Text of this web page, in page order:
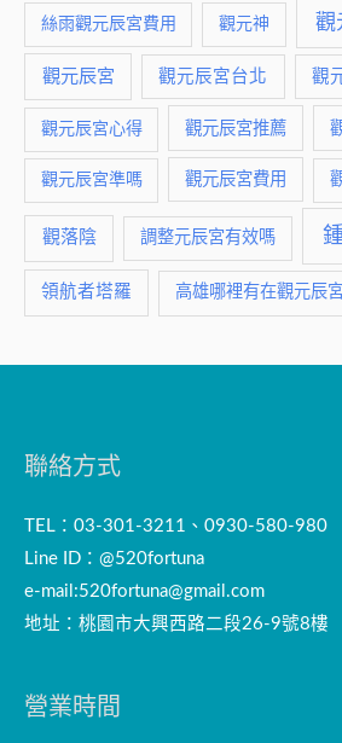
絲雨觀元辰宮費用 觀元神 觀
觀元辰宮 觀元辰宮台北 觀
觀元辰宮心得 觀元辰宮推薦
觀元辰宮準嗎 觀元辰宮費用
觀落陰 調整元辰宮有效嗎
領航者塔羅 高雄哪裡有在觀元辰宮
聯絡方式
TEL：03-301-3211、0930-580-980
Line ID：@520fortuna
e-mail:520fortuna@gmail.com
地址：桃園市大興西路二段26-9號8樓
營業時間